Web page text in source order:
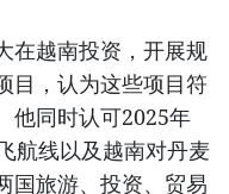
在越南投资，开展规
目，认为这些项目符
他同时认可2025年
航线以及越南对丹麦
国旅游、投资、贸易